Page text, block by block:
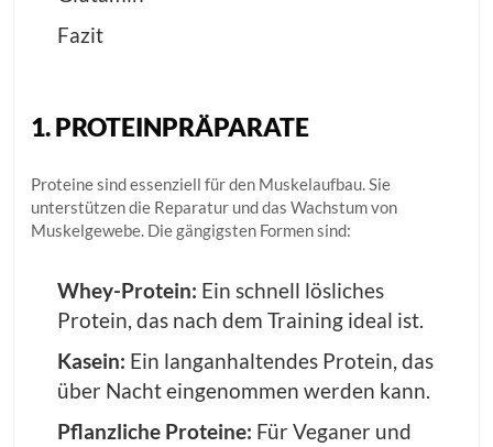
Fazit
1. PROTEINPRÄPARATE
Proteine sind essenziell für den Muskelaufbau. Sie
unterstützen die Reparatur und das Wachstum von
Muskelgewebe. Die gängigsten Formen sind:
Whey-Protein: Ein schnell lösliches
Protein, das nach dem Training ideal ist.
Kasein: Ein langanhaltendes Protein, das
über Nacht eingenommen werden kann.
Pflanzliche Proteine: Für Veganer und